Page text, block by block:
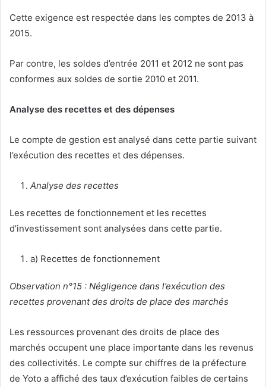
Cette exigence est respectée dans les comptes de 2013 à
2015.
Par contre, les soldes d’entrée 2011 et 2012 ne sont pas
conformes aux soldes de sortie 2010 et 2011.
Analyse des recettes et des dépenses
Le compte de gestion est analysé dans cette partie suivant
l’exécution des recettes et des dépenses.
Analyse des recettes
Les recettes de fonctionnement et les recettes
d’investissement sont analysées dans cette partie.
a) Recettes de fonctionnement
Observation n°15 : Négligence dans l’exécution des
recettes provenant des droits de place des marchés
Les ressources provenant des droits de place des
marchés occupent une place importante dans les revenus
des collectivités. Le compte sur chiffres de la préfecture
de Yoto a affiché des taux d’exécution faibles de certains